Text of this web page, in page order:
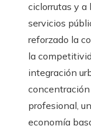
ciclorrutas y a
servicios
reforzado la
la
integración
profesional,
economía